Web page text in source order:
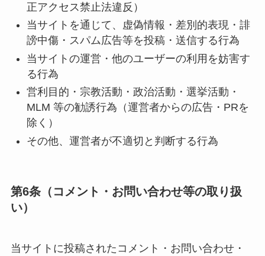
正アクセス禁止法違反）
当サイトを通じて、虚偽情報・差別的表現・誹
謗中傷・スパム広告等を投稿・送信する行為
当サイトの運営・他のユーザーの利用を妨害す
る行為
営利目的・宗教活動・政治活動・選挙活動・
MLM 等の勧誘行為（運営者からの広告・PRを
除く）
その他、運営者が不適切と判断する行為
第6条（コメント・お問い合わせ等の取り扱
い）
当サイトに投稿されたコメント・お問い合わせ・